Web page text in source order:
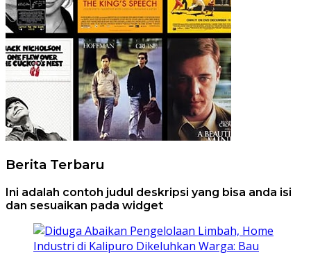
Berita Terbaru
Ini adalah contoh judul deskripsi yang bisa anda isi
dan sesuaikan pada widget